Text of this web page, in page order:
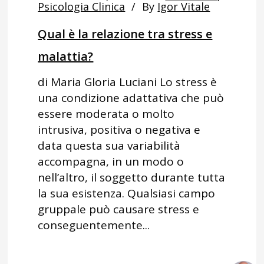
Psicologia Clinica By Igor Vitale
Qual è la relazione tra stress e
malattia?
di Maria Gloria Luciani Lo stress è
una condizione adattativa che può
essere moderata o molto
intrusiva, positiva o negativa e
data questa sua variabilità
accompagna, in un modo o
nell’altro, il soggetto durante tutta
la sua esistenza. Qualsiasi campo
gruppale può causare stress e
conseguentemente...